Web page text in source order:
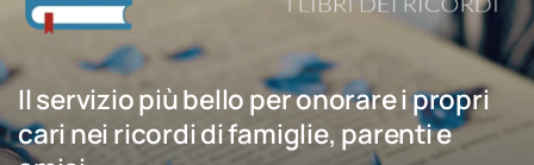
Il servizio più bello per onorare i propri
cari nei ricordi di famiglie, parenti e